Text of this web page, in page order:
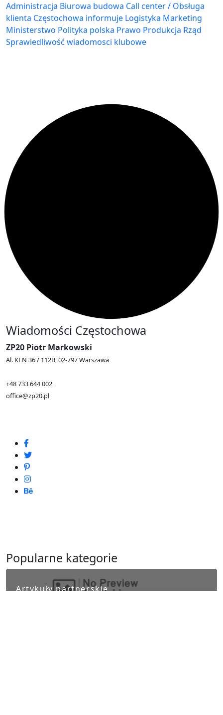
Administracja Biurowa budowa Call center / Obsługa
klienta Częstochowa informuje Logistyka Marketing
Ministerstwo Polityka polska Prawo Produkcja Rząd
Sprawiedliwość wiadomosci klubowe
Wiadomości Częstochowa
ZP20 Piotr Markowski
Al. KEN 36 / 112B, 02-797 Warszawa
+48 733 644 002
office@zp20.pl
Popularne kategorie
Artykuły partnerskie